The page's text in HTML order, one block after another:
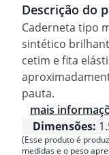
Descrição do
Caderneta tipo
sintético
cetim e fita
pauta.
mais
Dimensões:
(Esse produto é
medidas e o peso